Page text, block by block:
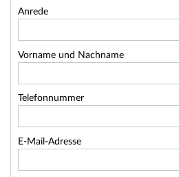
Anrede
Vorname und Nachname
Telefonnummer
E-Mail-Adresse